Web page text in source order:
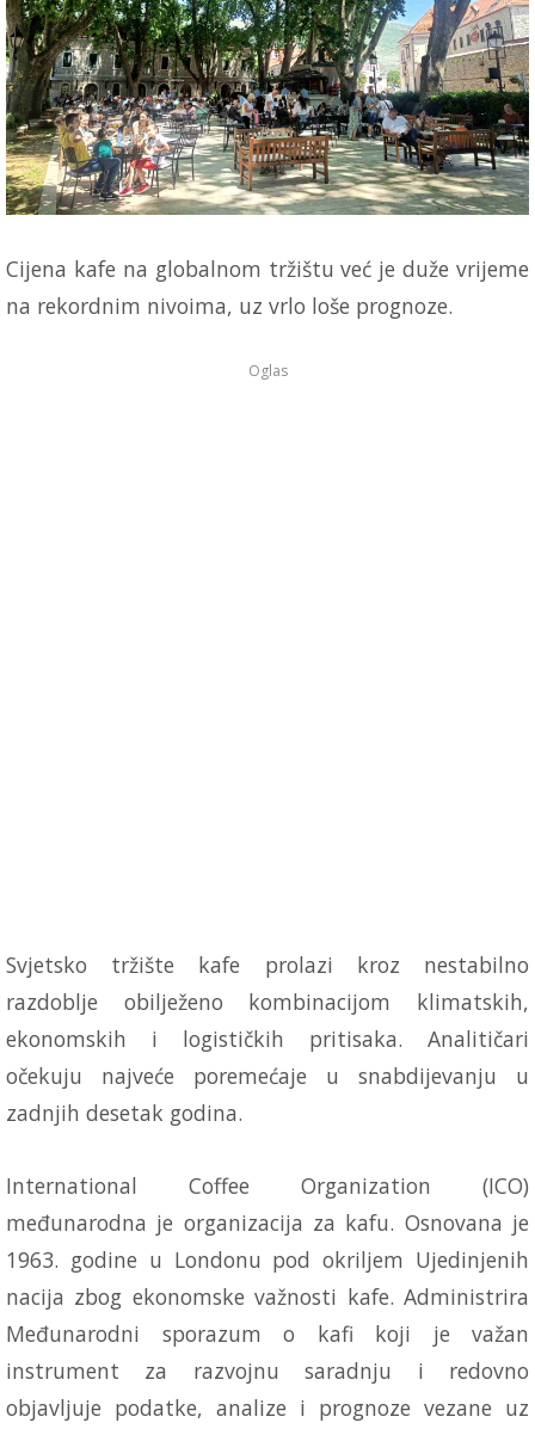
Cijena kafe na globalnom tržištu već je duže vrijeme
na rekordnim nivoima, uz vrlo loše prognoze.
Oglas
Svjetsko tržište kafe prolazi kroz nestabilno
razdoblje obilježeno kombinacijom klimatskih,
ekonomskih i logističkih pritisaka. Analitičari
očekuju najveće poremećaje u snabdijevanju u
zadnjih desetak godina.
International Coffee Organization (ICO)
međunarodna je organizacija za kafu. Osnovana je
1963. godine u Londonu pod okriljem Ujedinjenih
nacija zbog ekonomske važnosti kafe. Administrira
Međunarodni sporazum o kafi koji je važan
instrument za razvojnu saradnju i redovno
objavljuje podatke, analize i prognoze vezane uz